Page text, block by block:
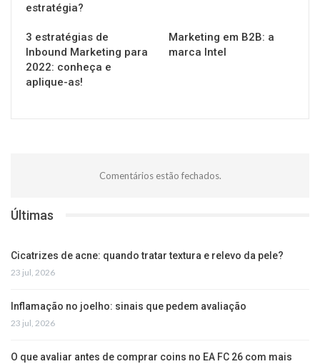
estratégia?
3 estratégias de
Inbound Marketing para
2022: conheça e
aplique-as!
Marketing em B2B: a
marca Intel
Comentários estão fechados.
Últimas
Cicatrizes de acne: quando tratar textura e relevo da pele?
23 jul, 2026
Inflamação no joelho: sinais que pedem avaliação
23 jul, 2026
O que avaliar antes de comprar coins no EA FC 26 com mais